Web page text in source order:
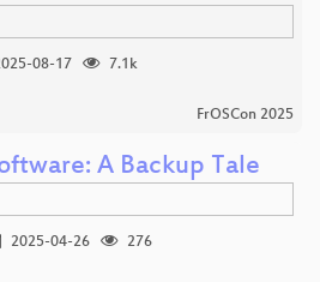
08-17
7.1k
FrOSCon 2025
A Backup Tale
2025-04-26
276